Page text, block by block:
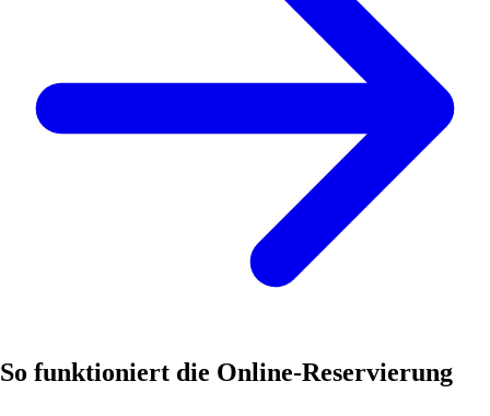
So funktioniert die Online-Reservierung